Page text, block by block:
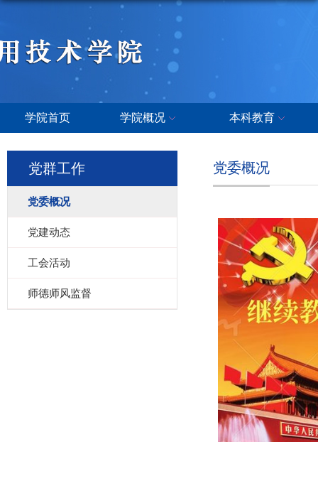
学院首页 学院概况 本科教育
党群工作
党委概况
党建动态
工会活动
师德师风监督
党委概况